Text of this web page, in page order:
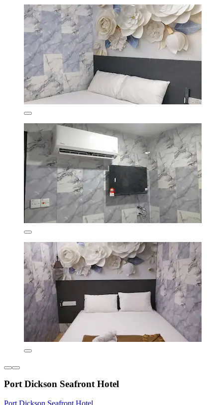
Port Dickson Seafront Hotel
Port Dickson Seafront Hotel